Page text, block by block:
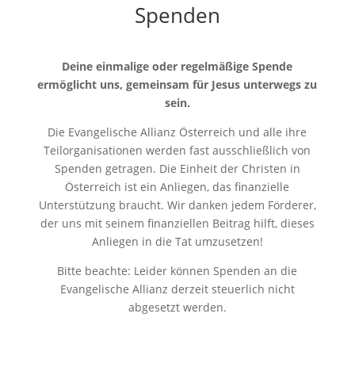
Spenden
Deine einmalige oder regelmäßige Spende
ermöglicht uns, gemeinsam für Jesus unterwegs zu
sein.
Die Evangelische Allianz Österreich und alle ihre
Teilorganisationen werden fast ausschließlich von
Spenden getragen. Die Einheit der Christen in
Österreich ist ein Anliegen, das finanzielle
Unterstützung braucht. Wir danken jedem Förderer,
der uns mit seinem finanziellen Beitrag hilft, dieses
Anliegen in die Tat umzusetzen!
Bitte beachte: Leider können Spenden an die
Evangelische Allianz derzeit steuerlich nicht
abgesetzt werden.